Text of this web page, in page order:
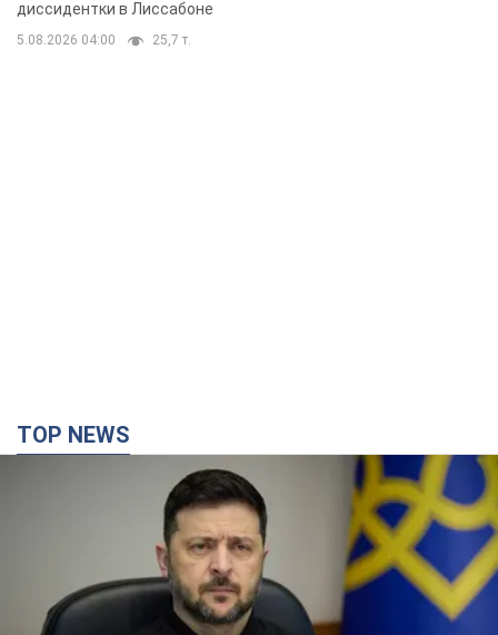
бегстве в Португалию с пятью
детьми
диссидентки в Лиссабоне
5.08.2026 04:00 25,7 т.
TOP NEWS